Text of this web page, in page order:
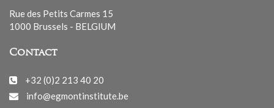
Rue des Petits Carmes 15
1000 Brussels - BELGIUM
Contact
+32 (0)2 213 40 20
info@egmontinstitute.be